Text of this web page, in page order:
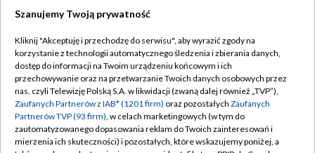
TVP
Abonament TVP
Emisja w TVP
Centrum informacji TVP
Naziemna Telewizja Cyfrowa
Regulamin TVP
Polityka prywatności
Moje zgody
Pomoc
Szanujemy Twoją prywatność
Kliknij "Akceptuję i przechodzę do serwisu", aby wyrazić zgody na
korzystanie z technologii automatycznego śledzenia i zbierania danych,
dostęp do informacji na Twoim urządzeniu końcowym i ich
przechowywanie oraz na przetwarzanie Twoich danych osobowych przez
nas, czyli Telewizję Polską S.A. w likwidacji (zwaną dalej również „TVP”),
Zaufanych Partnerów z IAB* (1201 firm) oraz pozostałych Zaufanych
Partnerów TVP (93 firm), w celach marketingowych (w tym do
zautomatyzowanego dopasowania reklam do Twoich zainteresowań i
mierzenia ich skuteczności) i pozostałych, które wskazujemy poniżej, a